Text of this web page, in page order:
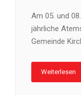
Am 05. und
jährliche
Gemeinde
Weiterlesen